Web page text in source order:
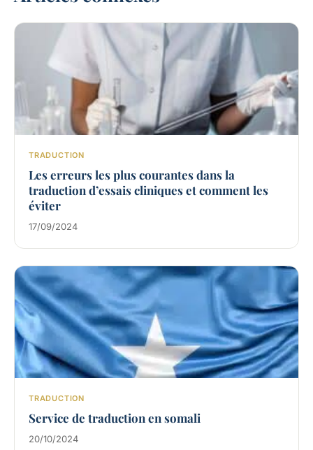
TRADUCTION
Les erreurs les plus courantes dans la
traduction d’essais cliniques et comment les
éviter
17/09/2024
TRADUCTION
Service de traduction en somali
20/10/2024